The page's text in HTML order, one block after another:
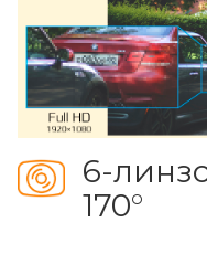
6-
170°